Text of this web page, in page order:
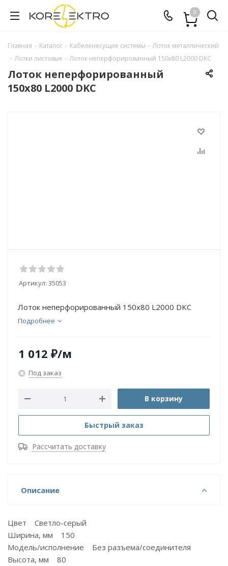
0
Главная - Каталог - Кабеленесущие системы - Лоток металлический
- Лотки листовые - Лоток неперфорированный 150х80 L2000 DKC
Лоток неперфорированный
150х80 L2000 DKC
Артикул: 35053
Лоток неперфорированный 150х80 L2000 DKC
Подробнее
1 012 ₽/м
Под заказ
В корзину
Быстрый заказ
Рассчитать доставку
Описание
Цвет Светло-серый
Ширина, мм 150
Модель/исполнение Без разъема/соединителя
Высота, мм 80